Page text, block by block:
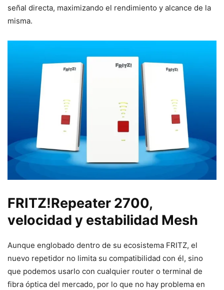
señal directa, maximizando el rendimiento y alcance de la
misma.
FRITZ!Repeater 2700,
velocidad y estabilidad Mesh
Aunque englobado dentro de su ecosistema FRITZ, el
nuevo repetidor no limita su compatibilidad con él, sino
que podemos usarlo con cualquier router o terminal de
fibra óptica del mercado, por lo que no hay problema en